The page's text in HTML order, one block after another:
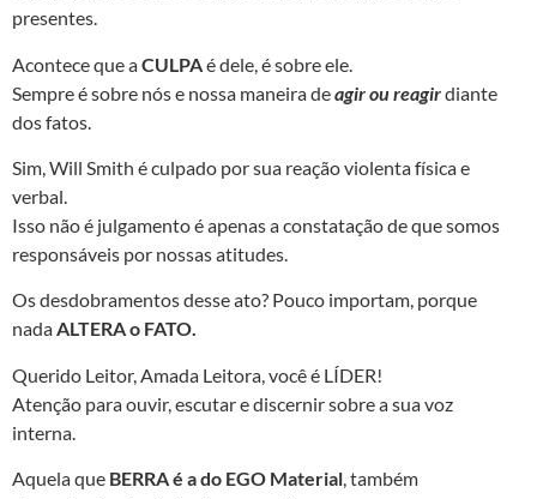
presentes.
Acontece que aCULPAé dele, é sobre ele.
Sempre é sobre nós e nossa maneira deagir ou reagirdiante
dos fatos.
Sim, Will Smith é culpado por sua reação violenta física e
verbal.
Isso não é julgamento é apenas a constatação de que somos
responsáveis por nossas atitudes.
Os desdobramentos desse ato? Pouco importam, porque
nadaALTERA o FATO.
Querido Leitor, Amada Leitora, você é LÍDER!
Atenção para ouvir, escutar e discernir sobre a sua voz
interna.
Aquela que BERRA é a do EGO Material, também